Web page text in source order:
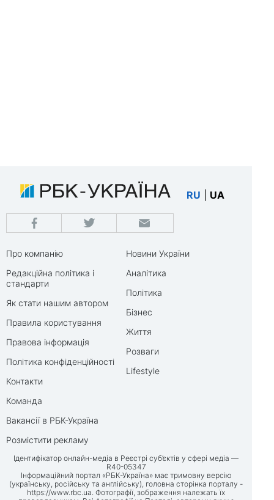
RU UA
Про компанію
Редакційна політика і
стандарти
Як стати нашим автором
Правила користування
Правова інформація
Політика конфіденційності
Контакти
Команда
Вакансії в РБК-Україна
Розмістити рекламу
Новини України
Аналітика
Політика
Бізнес
Життя
Розваги
Lifestyle
Ідентифікатор онлайн-медіа в Реєстрі суб’єктів у сфері медіа —
R40-05347
Інформаційний портал «РБК-Україна» має тримовну версію
(українську, російську та англійську), головна сторінка порталу -
https://www.rbc.ua. Фотографії, зображення належать їх